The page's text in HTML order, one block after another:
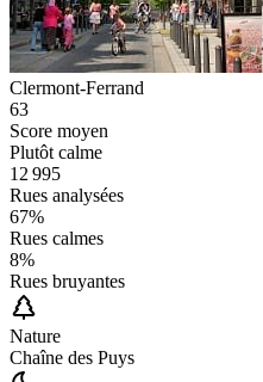
Clermont-Ferrand
63
Score moyen
Plutôt calme
12 995
Rues analysées
67%
Rues calmes
8%
Rues bruyantes
Nature
Chaîne des Puys